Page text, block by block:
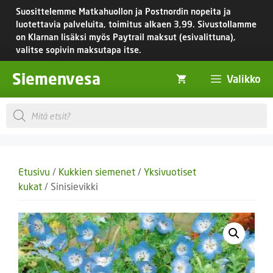
Siirry
sisältöön
Suosittelemme Matkahuollon ja Postnordin nopeita ja
luotettavia palveluita, toimitus alkaen 3,99. Sivustollamme
on Klarnan lisäksi myös Paytrail maksut (esivalittuna),
valitse sopivin maksutapa itse.
Siemenvesa Valikko
Products
search
Etusivu / Kukkien siemenet / Yksivuotiset
kukat / Sinisievikki